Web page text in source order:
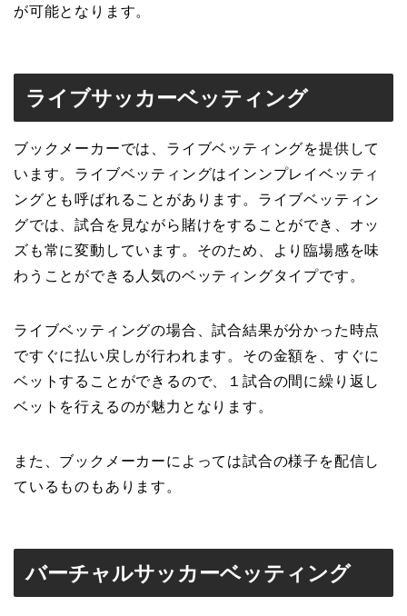
が可能となります。
ライブサッカーベッティング
ブックメーカーでは、ライブベッティングを提供して
います。ライブベッティングはインンプレイベッティ
ングとも呼ばれることがあります。ライブベッティン
グでは、試合を見ながら賭けをすることができ、オッ
ズも常に変動しています。そのため、より臨場感を味
わうことができる人気のベッティングタイプです。
ライブベッティングの場合、試合結果が分かった時点
ですぐに払い戻しが行われます。その金額を、すぐに
ベットすることができるので、１試合の間に繰り返し
ベットを行えるのが魅力となります。
また、ブックメーカーによっては試合の様子を配信し
ているものもあります。
バーチャルサッカーベッティング